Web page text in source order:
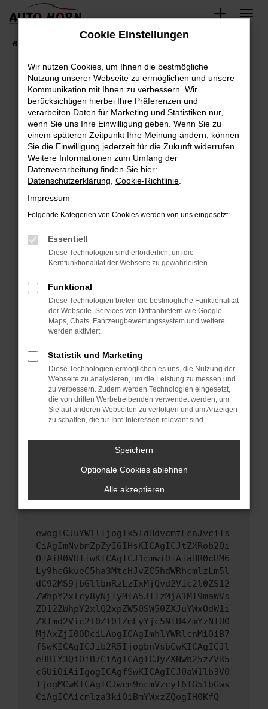
Zum
springen
Fahrzeugbestand
Fehler: Network Error
Beim Laden ist ein Fehler aufgetreten.
Hier sind ein paar Tipps, die dir helfen können:
Überprüfe deine Firewall und deine
Internetverbindung.
Laden andere Webseiten, zum Beispiel deine
Suchmaschine?
Prüfe deine Browsererweiterungen.
können das Laden bestimmter Seiten
verhindern. Funktioniert die Seite in einem
anderen Browser oder in einem privaten
Starte dein Gerät neu.
Das kann manchmal helfen, vorübergehende
Probleme zu beheben.
Betriebssystem auf dem neuesten Stand
sind.
Veraltete Software birgt nicht nur ein
Sicherheitsrisiko, sondern kann auch dazu
führen, dass bestimmte Funktionen nicht mehr
unterstützt werden.
Wende dich an den Webseitenbetreiber.
Wenn du alle oben genannten Schritte versucht
hast, kontaktiere uns bitte. Wir werden
versuchen, das Problem zu beheben. Du kannst
uns diesen Text schicken, um uns bei der
ewogICJuYW1lIjogIk5ldHdvcmtFcnJvciIs
CiAgImNvbmZpZyI6IHsKICAgICJtZXRob2Qi
OiAiR0VUIiwKICAgICJ1cmwiOiAiaHR0cHM6
Ly9hcGkueC5ha3MtcHJvZC5hdWRhcmlzLm5l
dC92MS9jbGllbnRzLzIxMjQvd2Vic2l0ZS12
ZWhpY2xlcy8yNjIyMTA5JTIzMjA1MT9maWVs
ZD12ZWhpY2xlQ2xpZW50SW50ZXJuYWxOdW1i
ZXImd2Vic2l0ZT01ZmEyYjc5NTU4ZmYzNTU0
MjAxZjI0ODciLAogICAgImhlYWRlcnMiOiB7
fSwKICAgICJib2R5IjogbnVsbCwKICAgICJl
eHBlY3QiOiB7CiAgICAgICJyZXNwb25zZVR5
cGUiOiAiIgogICAgfSwKICAgICJ0aW1lb3V0
IjogMCwKICAgICJwcm9ncmVzcyI6IG51bGws
CiAgICAicmlza3kiOiBmYWxzZQogIH0KfQ==
Cookie Einstellungen
Wir nutzen Cookies, um Ihnen die bestmögliche
Nutzung unserer Webseite zu ermöglichen und unsere
Kommunikation mit Ihnen zu verbessern. Wir
berücksichtigen hierbei Ihre Präferenzen und
verarbeiten Daten für Marketing und Statistiken nur,
wenn Sie uns Ihre Einwilligung geben. Wenn Sie zu
einem späteren Zeitpunkt Ihre Meinung ändern, können
Sie die Einwilligung jederzeit für die Zukunft widerrufen.
Weitere Informationen zum Umfang der
Datenverarbeitung finden Sie hier:
Datenschutzerklärung Cookie-Richtlinie
Impressum
Folgende Kategorien von Cookies werden von uns eingesetzt:
Essentiell
Diese Technologien sind erforderlich, um die
Kernfunktionalität der Webseite zu gewährleisten.
Funktional
Diese Technologien bieten die bestmögliche Funktionalität
der Webseite. Services von Drittanbietern wie Google
Maps, Chats, Fahrzeugbewertungssystem und weitere
werden aktiviert.
Statistik und Marketing
Diese Technologien ermöglichen es uns, die Nutzung der
Webseite zu analysieren, um die Leistung zu messen und
zu verbessern. Zudem werden Technologien eingesetzt,
die von dritten Werbetreibenden verwendet werden, um
Sie auf anderen Webseiten zu verfolgen und um Anzeigen
zu schalten, die für Ihre Interessen relevant sind.
Speichern
Optionale Cookies ablehnen
Alle akzeptieren